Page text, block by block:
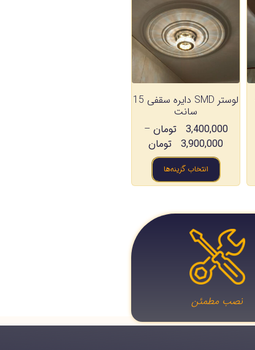
لوستر SMD دایره سقفی 15
سانت
3,400,000
تومان –
3,900,000
تومان
انتخاب گزینه‌ها
نصب مطمئن